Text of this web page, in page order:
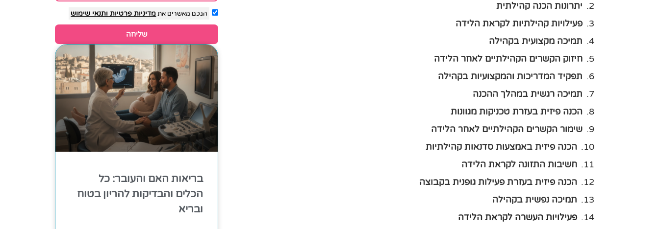
יתרונות הכנה קהילתית
פעילויות קהילתיות לקראת הלידה
תמיכה מקצועית בקהילה
חיזוק הקשרים הקהילתיים לאחר הלידה
תפקיד המדריכות והמקצועיות בקהילה
תמיכה רגשית במהלך ההכנה
הכנה פיזית בעזרת טכניקות מגוונות
שימור הקשרים הקהילתיים לאחר הלידה
הכנה פיזית באמצעות סדנאות קהילתיות
חשיבות התזונה לקראת הלידה
הכנה פיזית בעזרת פעילות גופנית בקבוצה
תמיכה נפשית בקהילה
פעילויות העשרה לקראת הלידה
הנכם מאשרים אתמדיניות פרטיות ותנאי שימוש
שליחה
בריאות האם והעובר: כל
הכלים והבדיקות להריון בטוח
ובריא